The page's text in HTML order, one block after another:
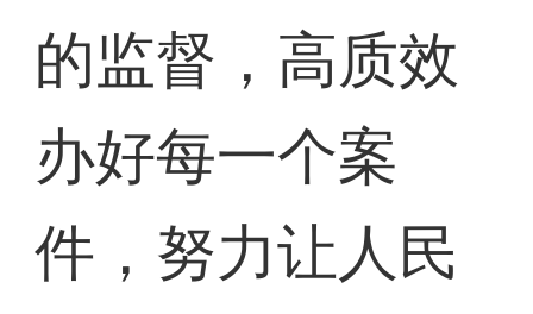
的监督，高质效
办好每一个案
件，努力让人民